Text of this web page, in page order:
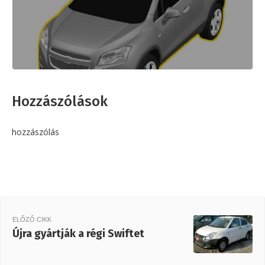
Hozzászólások
hozzászólás
ELŐZŐ CIKK
Újra gyártják a régi Swiftet